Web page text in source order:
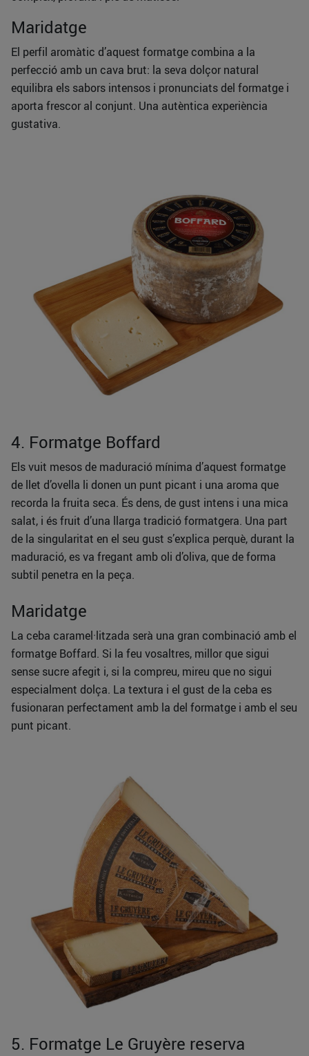
Maridatge
El perfil aromàtic d’aquest formatge combina a la
perfecció amb un cava brut: la seva dolçor natural
equilibra els sabors intensos i pronunciats del formatge i
aporta frescor al conjunt. Una autèntica experiència
gustativa.
4. Formatge Boffard
Els vuit mesos de maduració mínima d’aquest formatge
de llet d’ovella li donen un punt picant i una aroma que
recorda la fruita seca. És dens, de gust intens i una mica
salat, i és fruit d’una llarga tradició formatgera. Una part
de la singularitat en el seu gust s’explica perquè, durant la
maduració, es va fregant amb oli d’oliva, que de forma
subtil penetra en la peça.
Maridatge
La ceba caramel·litzada serà una gran combinació amb el
formatge Boffard. Si la feu vosaltres, millor que sigui
sense sucre afegit i, si la compreu, mireu que no sigui
especialment dolça. La textura i el gust de la ceba es
fusionaran perfectament amb la del formatge i amb el seu
punt picant.
5. Formatge Le Gruyère reserva